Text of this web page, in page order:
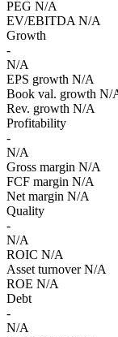
PEG N/A
EV/EBITDA N/A
Growth
-
N/A
EPS growth N/A
Book val. growth N/
Rev. growth N/A
Profitability
-
N/A
Gross margin N/A
FCF margin N/A
Net margin N/A
Quality
-
N/A
ROIC N/A
Asset turnover N/A
ROE N/A
Debt
-
N/A